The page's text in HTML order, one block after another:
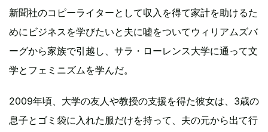
新聞社のコピーライターとして収入を得て家計を助けるた
めにビジネスを学びたいと夫に嘘をついてウィリアムズバ
ーグから家族で引越し、サラ・ローレンス大学に通って文
学とフェミニズムを学んだ。
2009年頃、大学の友人や教授の支援を得た彼女は、3歳の
息子とゴミ袋に入れた服だけを持って、夫の元から出て行